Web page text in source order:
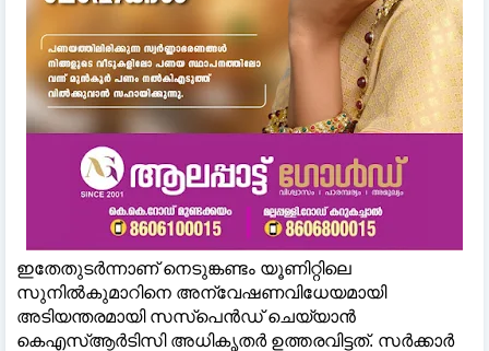
ഇതേതുടർന്നാണ് നെടുങ്കണ്ടം യൂണിറ്റിലെ
സുനിൽകുമാറിനെ അന്വേഷണവിധേയമായി
അടിയന്തരമായി സസ്പെൻഡ് ചെയ്യാൻ
കെഎസ്ആർടിസി അധികൃതർ ഉത്തരവിട്ടത്. സർക്കാർ